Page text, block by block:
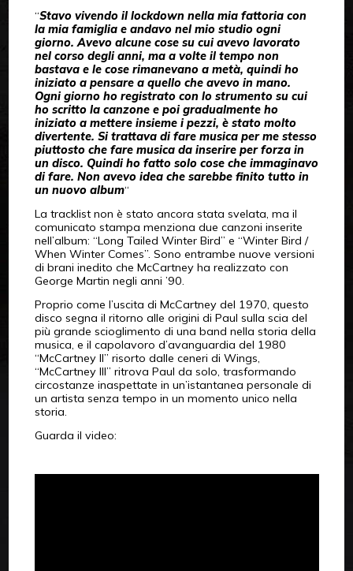
“Stavo vivendo il lockdown nella mia fattoria con
la mia famiglia e andavo nel mio studio ogni
giorno. Avevo alcune cose su cui avevo lavorato
nel corso degli anni, ma a volte il tempo non
bastava e le cose rimanevano a metà, quindi ho
iniziato a pensare a quello che avevo in mano.
Ogni giorno ho registrato con lo strumento su cui
ho scritto la canzone e poi gradualmente ho
iniziato a mettere insieme i pezzi, è stato molto
divertente. Si trattava di fare musica per me stesso
piuttosto che fare musica da inserire per forza in
un disco. Quindi ho fatto solo cose che immaginavo
di fare. Non avevo idea che sarebbe finito tutto in
un nuovo album“
La tracklist non è stato ancora stata svelata, ma il
comunicato stampa menziona due canzoni inserite
nell’album: “Long Tailed Winter Bird” e “Winter Bird /
When Winter Comes”. Sono entrambe nuove versioni
di brani inedito che McCartney ha realizzato con
George Martin negli anni ’90.
Proprio come l’uscita di McCartney del 1970, questo
disco segna il ritorno alle origini di Paul sulla scia del
più grande scioglimento di una band nella storia della
musica, e il capolavoro d’avanguardia del 1980
“McCartney II” risorto dalle ceneri di Wings,
“McCartney III” ritrova Paul da solo, trasformando
circostanze inaspettate in un’istantanea personale di
un artista senza tempo in un momento unico nella
storia.
Guarda il video: